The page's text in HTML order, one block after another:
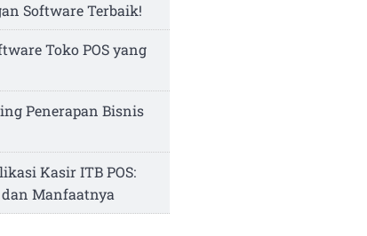
Software Terbaik!
Toko POS yang
Penerapan Bisnis
Kasir ITB POS:
Manfaatnya